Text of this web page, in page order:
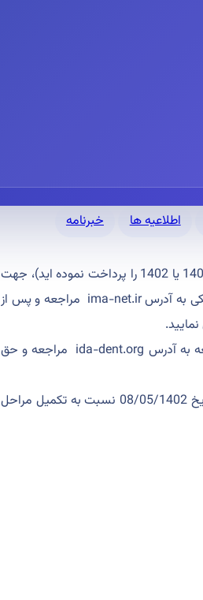
اطلاعیه ها
خبرنامه
الف- چنانچه عضو جامعه دندان پزشکی ایران می باشید (حق عضویت سال 1401 یا 1402 را پرداخت نموده اید)، جهت
شرکت در انتخابات به سامانه انتخابات الکترونیک انجمن های علمی گروه پزشکی به آدرس ima-net.ir مراجعه و پس از
ب- در صورت عضو نبودن در جامعه دندان پزشکی ایران، ابتدا به سایت جامعه به آدرس ida-dent.org مراجعه و حق
با توجه به رعایت آیین نامه انتخابات، همکاران گرامی می بایستی حداکثر تا تاریخ 08/05/1402 نسبت به تکمیل مراحل